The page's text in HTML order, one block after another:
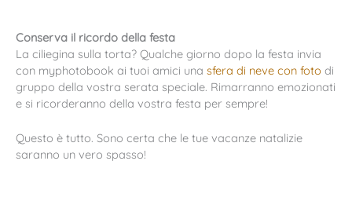
Conserva il ricordo della festa
La ciliegina sulla torta? Qualche giorno dopo la festa invia
con myphotobook ai tuoi amici una sfera di neve con foto di
gruppo della vostra serata speciale. Rimarranno emozionati
e si ricorderanno della vostra festa per sempre!
Questo è tutto. Sono certa che le tue vacanze natalizie
saranno un vero spasso!